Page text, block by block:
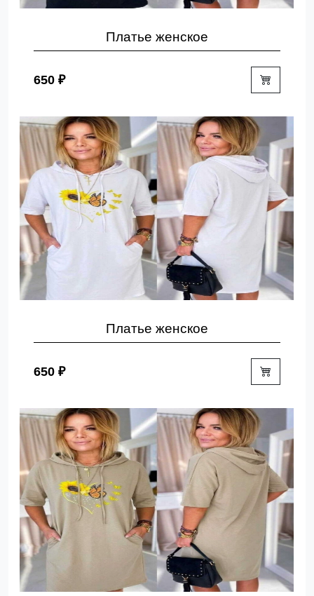
Платье женское
650 ₽
Платье женское
650 ₽